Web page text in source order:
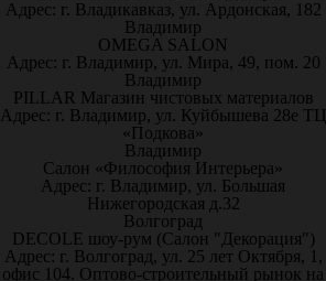
Адрес: г. Владикавказ, ул. Ардонская, 182
Владимир
OMEGA SALON
Адрес: г. Владимир, ул. Мира, 49, пом. 20
Владимир
PILLAR Магазин чистовых материалов
Адрес: г. Владимир, ул. Куйбышева 28е ТЦ
«Подкова»
Владимир
Салон «Философия Интерьера»
Адрес: г. Владимир, ул. Большая
Нижегородская д.32
Волгоград
DECOLE шоу-рум (Салон "Декорация")
Адрес: г. Волгоград, ул. 25 лет Октября, 1,
офис 104. Оптово-строительный рынок на